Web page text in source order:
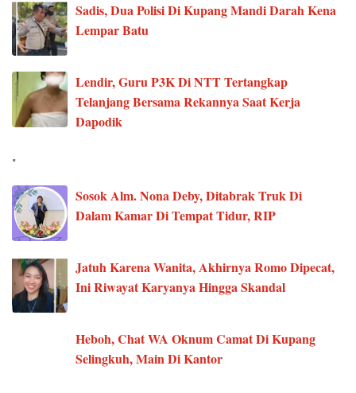
Sadis, Dua Polisi Di Kupang Mandi Darah Kena
Lempar Batu
Lendir, Guru P3K Di NTT Tertangkap
Telanjang Bersama Rekannya Saat Kerja
Dapodik
.
Sosok Alm. Nona Deby, Ditabrak Truk Di
Dalam Kamar Di Tempat Tidur, RIP
Jatuh Karena Wanita, Akhirnya Romo Dipecat,
Ini Riwayat Karyanya Hingga Skandal
Heboh, Chat WA Oknum Camat Di Kupang
Selingkuh, Main Di Kantor